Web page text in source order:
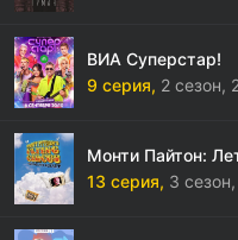
ВИА Суперстар!
9 серия, 2 сезон,
Монти Пайтон:
13 серия, 3 сезон,